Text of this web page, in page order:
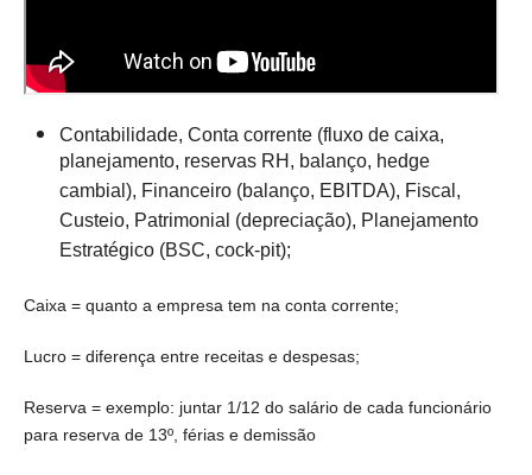
Contabilidade, Conta corrente (fluxo de caixa,
planejamento, reservas RH, balanço, hedge
cambial), Financeiro (balanço, EBITDA), Fiscal,
Custeio, Patrimonial (depreciação), Planejamento
Estratégico (BSC, cock-pit);
Caixa = quanto a empresa tem na conta corrente;
Lucro = diferença entre receitas e despesas;
Reserva = exemplo: juntar 1/12 do salário de cada funcionário
para reserva de 13º, férias e demissão